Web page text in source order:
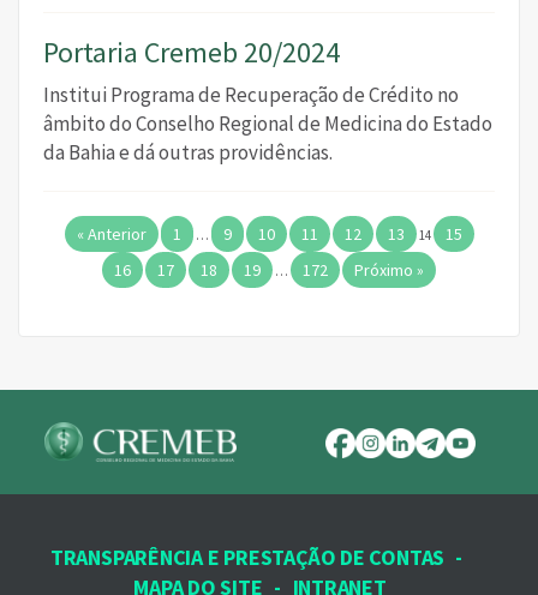
Portaria Cremeb 20/2024
Institui Programa de Recuperação de Crédito no
âmbito do Conselho Regional de Medicina do Estado
da Bahia e dá outras providências.
« Anterior 1 … 9 10 11 12 13 14
15
16
17 18 19 … 172 Próximo »
TRANSPARÊNCIA E PRESTAÇÃO DE CONTAS -
MAPA DO SITE - INTRANET